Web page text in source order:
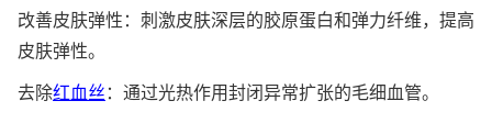
改善皮肤弹性：刺激皮肤深层的胶原蛋白和弹力纤维，提高
皮肤弹性。
去除红血丝 ：通过光热作用封闭异常扩张的毛细血管。